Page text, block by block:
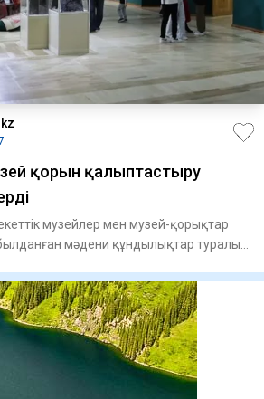
қорын қалыптастыру
музейлер мен музей-қорықтар
мәдени құндылықтар туралы